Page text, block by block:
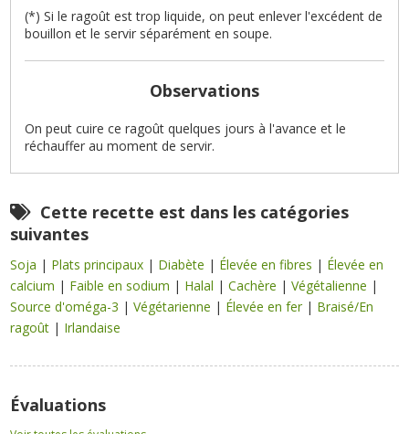
(*) Si le ragoût est trop liquide, on peut enlever l'excédent de
bouillon et le servir séparément en soupe.
Observations
On peut cuire ce ragoût quelques jours à l'avance et le
réchauffer au moment de servir.
Cette recette est dans les catégories
suivantes
Soja | Plats principaux | Diabète | Élevée en fibres | Élevée en
calcium | Faible en sodium | Halal |Cachère |Végétalienne |
Source d'oméga-3 |Végétarienne | Élevée en fer | Braisé/En
ragoût | Irlandaise
Évaluations